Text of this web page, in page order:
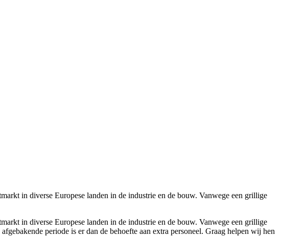
in diverse Europese landen in de industrie en de bouw. Vanwege een grillige
in diverse Europese landen in de industrie en de bouw. Vanwege een grillige
periode is er dan de behoefte aan extra personeel. Graag helpen wij hen